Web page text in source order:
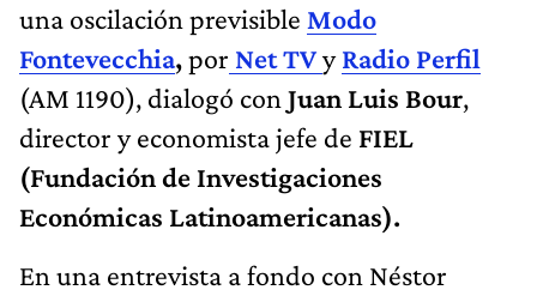
una oscilación previsible Modo
Fontevecchia,por Net TVyRadio Perfil
(AM 1190), dialogó con Juan Luis Bour,
director y economista jefe de FIEL
(Fundación de Investigaciones
Económicas Latinoamericanas).
En una entrevista a fondo con Néstor